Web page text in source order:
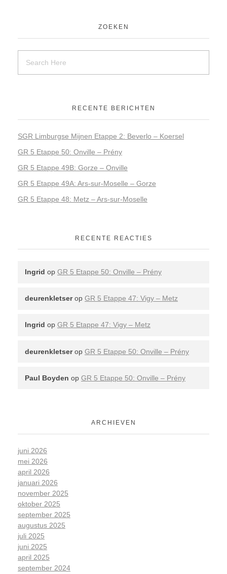
ZOEKEN
RECENTE BERICHTEN
SGR Limburgse Mijnen Etappe 2: Beverlo – Koersel
GR 5 Etappe 50: Onville – Prény
GR 5 Etappe 49B: Gorze – Onville
GR 5 Etappe 49A: Ars-sur-Moselle – Gorze
GR 5 Etappe 48: Metz – Ars-sur-Moselle
RECENTE REACTIES
Ingrid op GR 5 Etappe 50: Onville – Prény
deurenkletserop GR 5 Etappe 47: Vigy – Metz
Ingrid op GR 5 Etappe 47: Vigy – Metz
deurenkletserop GR 5 Etappe 50: Onville – Prény
Paul Boyden op GR 5 Etappe 50: Onville – Prény
ARCHIEVEN
juni 2026
mei 2026
april 2026
januari 2026
november 2025
oktober 2025
september 2025
augustus 2025
juli 2025
juni 2025
april 2025
september 2024